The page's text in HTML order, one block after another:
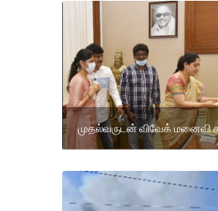
முதல்வருடன் விவேக் மனைவி